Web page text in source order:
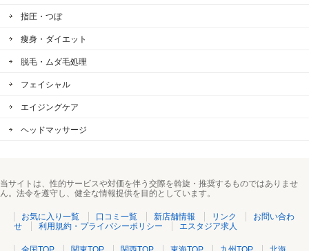
指圧・つぼ
痩身・ダイエット
脱毛・ムダ毛処理
フェイシャル
エイジングケア
ヘッドマッサージ
当サイトは、性的サービスや対価を伴う交際を斡旋・推奨するものではありませ
ん。法令を遵守し、健全な情報提供を目的としています。
お気に入り一覧 口コミ一覧 新店舗情報 リンク
お問い合わ
せ
利用規約・プライバシーポリシー エスタジア求人